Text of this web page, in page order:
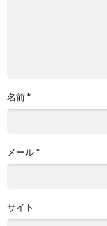
名前*
メール*
サイト